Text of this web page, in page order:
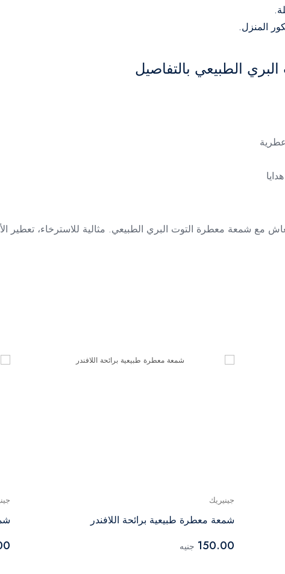
المنزل.
الطبيعي بالتفاصيل
مع شمعة معطرة التوت البري الطبيعي. مثالية للاسترخاء، تعطير
جينيريك
شمعة معطرة طبيعية برائحة اللافندر
150.00 جنيه